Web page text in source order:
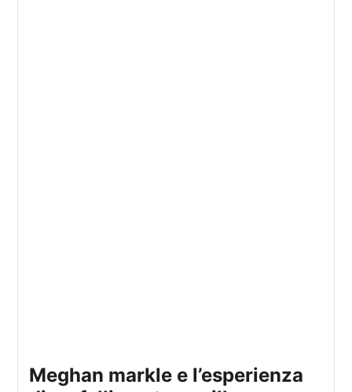
meghan markle e l’esperienza